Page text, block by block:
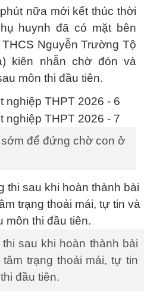
nữa mới kết thúc thời
huynh đã có mặt bên
Nguyễn Trường Tộ
kiên nhẫn chờ đón và
môn thi đầu tiên.
để đứng chờ con ở
sau khi hoàn thành bài
trạng thoải mái, tự tin
đầu tiên.